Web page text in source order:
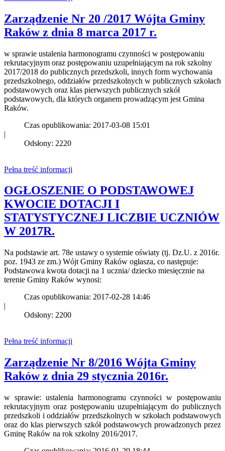
Zarządzenie Nr 20 /2017 Wójta Gminy
Raków z dnia 8 marca 2017 r.
w sprawie ustalenia harmonogramu czynności w postępowaniu
rekrutacyjnym oraz postępowaniu uzupełniającym na rok szkolny
2017/2018 do publicznych przedszkoli, innych form wychowania
przedszkolnego, oddziałów przedszkolnych w publicznych szkołach
podstawowych oraz klas pierwszych publicznych szkół
podstawowych, dla których organem prowadzącym jest Gmina
Raków.
Czas opublikowania: 2017-03-08 15:01
|
Odsłony: 2220
Pełna treść informacji
OGŁOSZENIE O PODSTAWOWEJ
KWOCIE DOTACJI I
STATYSTYCZNEJ LICZBIE UCZNIÓW
W 2017R.
Na podstawie art. 78e ustawy o systemie oświaty (tj. Dz.U. z 2016r.
poz. 1943 ze zm.) Wójt Gminy Raków ogłasza, co następuje:
Podstawowa kwota dotacji na 1 ucznia/ dziecko miesięcznie na
terenie Gminy Raków wynosi:
Czas opublikowania: 2017-02-28 14:46
|
Odsłony: 2200
Pełna treść informacji
Zarządzenie Nr 8/2016 Wójta Gminy
Raków z dnia 29 stycznia 2016r.
w sprawie: ustalenia harmonogramu czynności w postępowaniu
rekrutacyjnym oraz postępowaniu uzupełniającym do publicznych
przedszkoli i oddziałów przedszkolnych w szkołach podstawowych
oraz do klas pierwszych szkół podstawowych prowadzonych przez
Gminę Raków na rok szkolny 2016/2017.